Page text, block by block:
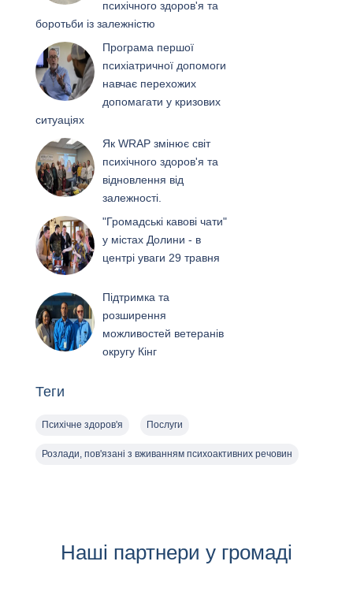
психічного здоров'я та
боротьби із залежністю
Програма першої
психіатричної допомоги
навчає перехожих
допомагати у кризових
ситуаціях
Як WRAP змінює світ
психічного здоров'я та
відновлення від
залежності.
"Громадські кавові чати"
у містах Долини - в
центрі уваги 29 травня
Підтримка та
розширення
можливостей ветеранів
округу Кінг
Теги
Психічне здоров'я Послуги
Розлади, пов'язані з вживанням психоактивних речовин
Наші партнери у громаді